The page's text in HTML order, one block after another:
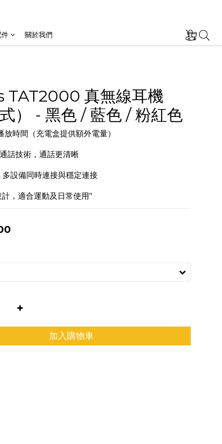
件 關於我們
TAT2000 真無線耳機
） - 黑色 / 藍色 / 粉紅色
時間（充電盒提供額外電量）
話技術，通話更清晰
設備同時連接與穩定連接
，適合運動及日常使用"
加入購物車